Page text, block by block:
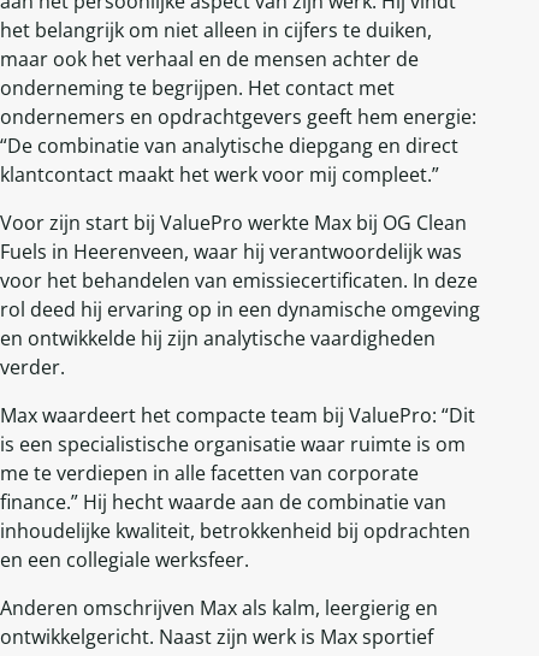
het belangrijk om niet alleen in cijfers te duiken,
maar ook het verhaal en de mensen achter de
onderneming te begrijpen. Het contact met
ondernemers en opdrachtgevers geeft hem energie:
“De combinatie van analytische diepgang en direct
klantcontact maakt het werk voor mij compleet.”
Voor zijn start bij ValuePro werkte Max bij OG Clean
Fuels in Heerenveen, waar hij verantwoordelijk was
voor het behandelen van emissiecertificaten. In deze
rol deed hij ervaring op in een dynamische omgeving
en ontwikkelde hij zijn analytische vaardigheden
verder.
Max waardeert het compacte team bij ValuePro: “Dit
is een specialistische organisatie waar ruimte is om
me te verdiepen in alle facetten van corporate
finance.” Hij hecht waarde aan de combinatie van
inhoudelijke kwaliteit, betrokkenheid bij opdrachten
en een collegiale werksfeer.
Anderen omschrijven Max als kalm, leergierig en
ontwikkelgericht. Naast zijn werk is Max sportief